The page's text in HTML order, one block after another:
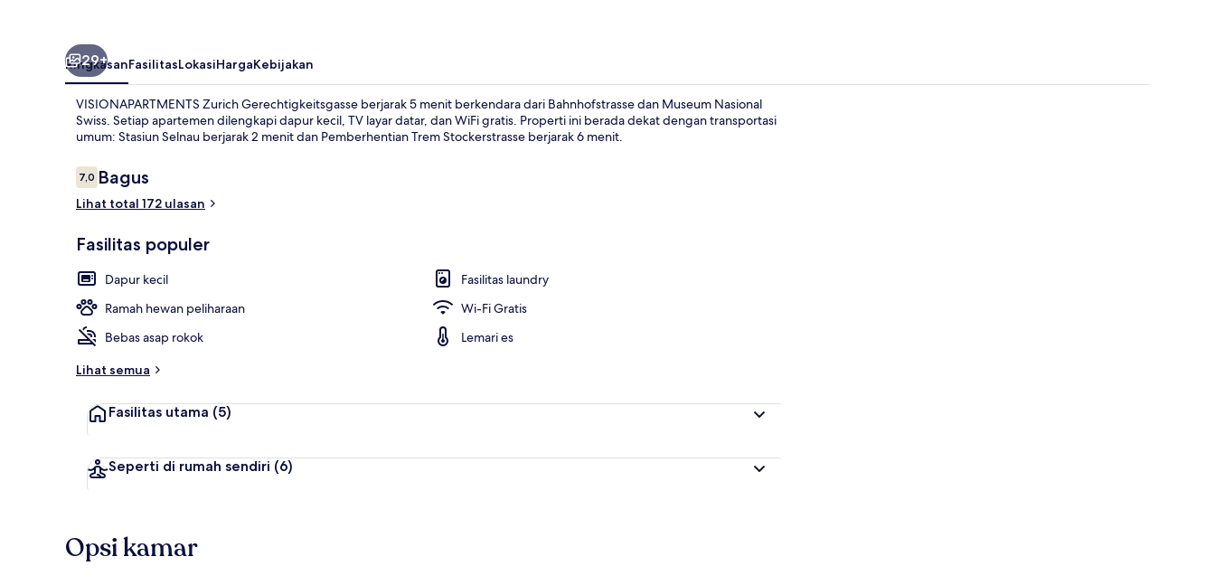
29+
RingkasanFasilitasLokasiHargaKebijakan
VISIONAPARTMENTS Zurich Gerechtigkeitsgasse berjarak 5 menit berkendara dari Bahnhofstrasse dan Museum Nasional
Swiss. Setiap apartemen dilengkapi dapur kecil, TV layar datar, dan WiFi gratis. Properti ini berada dekat dengan transportasi
umum: Stasiun Selnau berjarak 2 menit dan Pemberhentian Trem Stockerstrasse berjarak 6 menit.
Ulasan
7,07,0 dari 10
Bagus
Lihat total 172 ulasan
Fasilitas populer
Dapur kecil
Fasilitas laundry
Ramah hewan peliharaan
Wi-Fi Gratis
Bebas asap rokok
Lemari es
Lihat semua
Fasilitas utama (5)
Seperti di rumah sendiri (6)
Opsi kamar